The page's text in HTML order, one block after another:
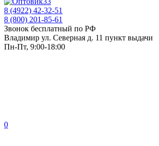
8 (4922) 42-32-51
8 (800) 201-85-61
Звонок бесплатный по РФ
Владимир ул. Северная д. 11 пункт выдачи
Пн-Пт, 9:00-18:00
0